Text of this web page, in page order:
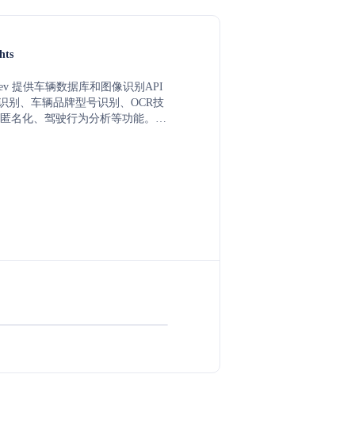
提供车辆数据库和图像识别API
别、车辆品牌型号识别、OCR技
名化、驾驶行为分析等功能。公
的专业经验，助力企业降低运营
展。